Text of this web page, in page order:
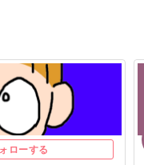
ローする